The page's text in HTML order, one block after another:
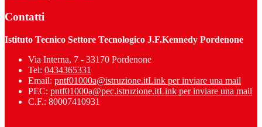
Contatti
Istituto Tecnico Settore Tecnologico J.F.Kennedy Pordenone
Via Interna, 7 - 33170 Pordenone
Tel: 0434365331
Email: pntf01000a@istruzione.itLink per inviare una mail
PEC: pntf01000a@pec.istruzione.itLink per inviare una mail
C.F.: 80007410931